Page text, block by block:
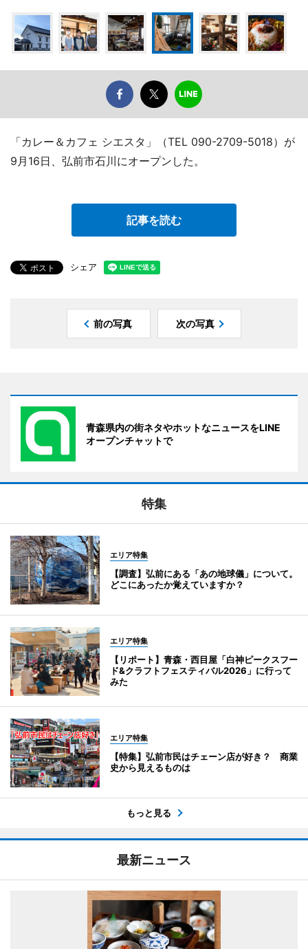
「カレー＆カフェ シエスタ」（TEL 090-2709-5018）が
9月16日、弘前市石川にオープンした。
記事を読む
シェア
前の写真 次の写真
青森県内の街ネタやホットなニュースをLINE
オープンチャットで
特集
エリア特集
【調査】弘前にある「あの地球儀」について。
どこにあったか覚えていますか？
エリア特集
【リポート】青森・西目屋「白神ピークスフー
ド&クラフトフェスティバル2026」に行って
みた
エリア特集
【特集】弘前市民はチェーン店が好き？ 商業
史から見えるものは
もっと見る
最新ニュース